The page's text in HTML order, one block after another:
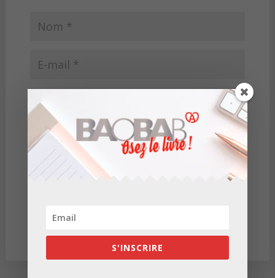
En cochant cette case, j'accepte de laisser ce
commentaire et reconnais avoir pris connaissance
politique de confidentialité de Baobab
Conseil
S'INSCRIRE